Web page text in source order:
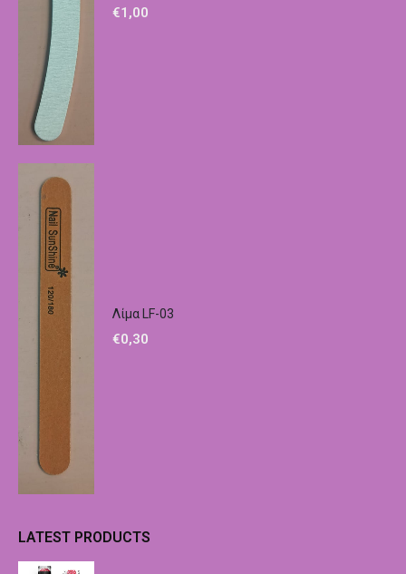
€1,00
Λίμα LF-03
€0,30
LATEST PRODUCTS